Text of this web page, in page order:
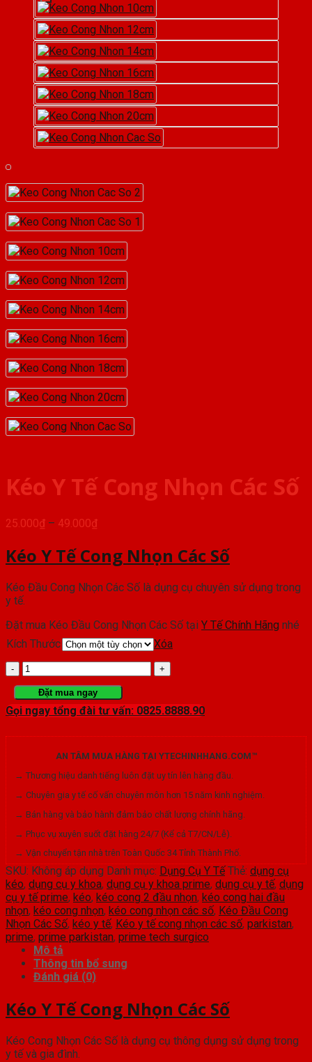
Kéo Y Tế Cong Nhọn Các Số
25.000₫ – 49.000₫Khoảng
25.000₫
49.000₫
Kéo Y Tế Cong Nhọn Các Số
Kéo Đầu Cong Nhọn Các Số là dụng cụ chuyên sử dụng trong
y tế.
Đặt mua Kéo Đầu Cong Nhọn Các Số tại Y Tế Chính Hãng nhé
Kích Thước
Xóa
Kéo
Y
Tế
Cong
Số
số
lượng
Đặt mua ngay
Gọi ngay tổng đài tư vấn: 0825.8888.90
AN TÂM MUA HÀNG TẠI YTECHINHHANG.COM™
→ Thương hiệu danh tiếng luôn đặt uy tín lên hàng đầu.
→ Chuyên gia y tế cố vấn chuyên môn hơn 15 năm kinh nghiệm.
→ Bán hàng và bảo hành đảm bảo chất lượng chính hãng.
→ Phục vụ xuyên suốt đặt hàng 24/7 (Kể cả T7/CN/Lễ).
→ Vận chuyển tận nhà trên Toàn Quốc 34 Tỉnh Thành Phố.
SKU: Không áp dụng Danh mục: Dụng Cụ Y Tế Thẻ: dụng cụ
kéo, dụng cụ y khoa, dụng cụ y khoa prime, dụng cụ y tế, dụng
cụ y tế prime, kéo, kéo cong 2 đầu nhọn, kéo cong hai đầu
nhọn, kéo cong nhọn, kéo cong nhọn các số, Kéo Đầu Cong
Nhọn Các Số, kéo y tế, Kéo y tế cong nhọn các số, parkistan,
prime, prime parkistan, prime tech surgico
Mô tả
Thông tin bổ sung
Đánh giá (0)
Kéo Y Tế Cong Nhọn Các Số
Kéo Cong Nhọn Các Số là dụng cụ thông dụng sử dụng trong
y tế và gia đình.